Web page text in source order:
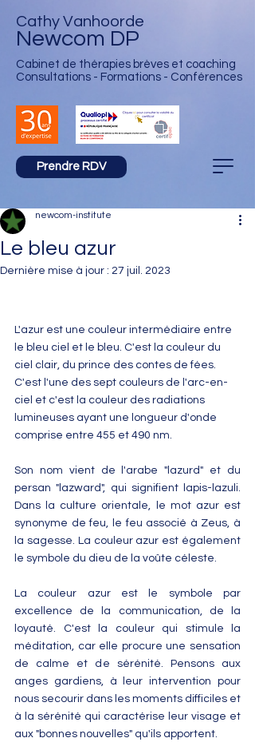
Cathy Vanhoorde
Newcom DP
Cabinet de thérapies brèves et coaching
Consultations - Formations - Conférences
Prendre RDV
Le bleu azur
newcom-institute
Dernière mise à jour : 27 juil. 2023
L'azur est une couleur intermédiaire entre
le bleu ciel et le bleu. C'est la couleur du
ciel clair, du prince des contes de fées.
C'est l'une des sept couleurs de l'arc-en-
ciel et c'est la couleur des radiations
lumineuses ayant une longueur d'onde
comprise entre 455 et 490 nm.
Son nom vient de l'arabe "lazurd" et du
persan "lazward", qui signifient lapis-lazuli.
Dans la culture orientale, le mot azur est
synonyme de feu, le feu associé à Zeus, à
la sagesse. La couleur azur est également
le symbole du dieu de la voûte céleste.
La couleur azur est le symbole par
excellence de la communication, de la
loyauté. C'est la couleur qui stimule la
méditation, car elle procure une sensation
de calme et de sérénité. Pensons aux
anges gardiens, à leur intervention pour
nous secourir dans les moments difficiles et
à la sérénité qui caractérise leur visage et
aux "bonnes nouvelles" qu'ils apportent.